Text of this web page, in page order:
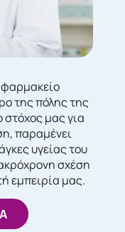
της πόλης της
στόχος μας για
παραμένει
υγείας του
σχέση
εμπειρία μας.